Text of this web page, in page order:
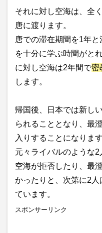
それに対し空海は、全
唐に渡ります。
唐での滞在期間を1年
を十分に学ぶ時間がと
に対し空海は2年間で密
します。
帰国後、日本では新し
られることとなり、最
入りすることになります
元々ライバルのような
空海が拒否したり、最
かったりと、次第に2人
ています。
スポンサーリンク